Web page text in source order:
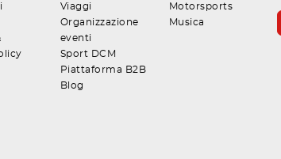
Viaggi
Organizzazione
eventi
Sport DCM
Piattaforma B2B
Blog
Motorsports
Musica